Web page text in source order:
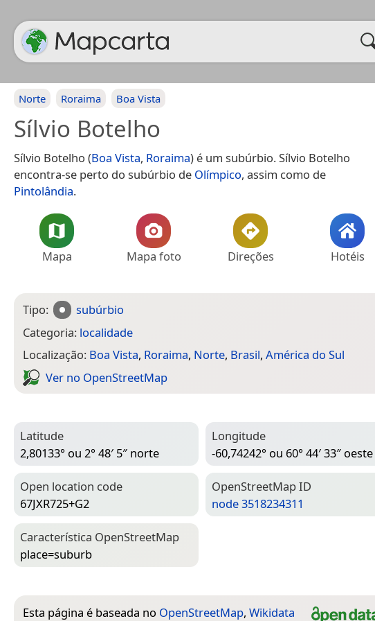
Norte Roraima Boa Vista
Sílvio Botelho
Sílvio Botelho (Boa Vista, Roraima) é um subúrbio. Sílvio Botelho
encontra-se perto do subúrbio de Olímpico, assim como de
Pintolândia.
Mapa Mapa foto Direções Hotéis
Tipo:
subúrbio
Categoria: localidade
Localização: Boa Vista, Roraima, Norte, Brasil, América do Sul
Ver no Open­Street­Map
Latitude
2,80133° ou 2° 48′ 5″ norte
Longitude
-60,74242° ou 60° 44′ 33″ oeste
Open location code
67JXR725+G2
Open­Street­Map ID
node 3518234311
Característica Open­Street­Map
place=­suburb
Esta página é baseada no OpenStreetMap, Wikidata